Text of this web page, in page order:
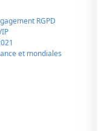
RGPD
et mondiales